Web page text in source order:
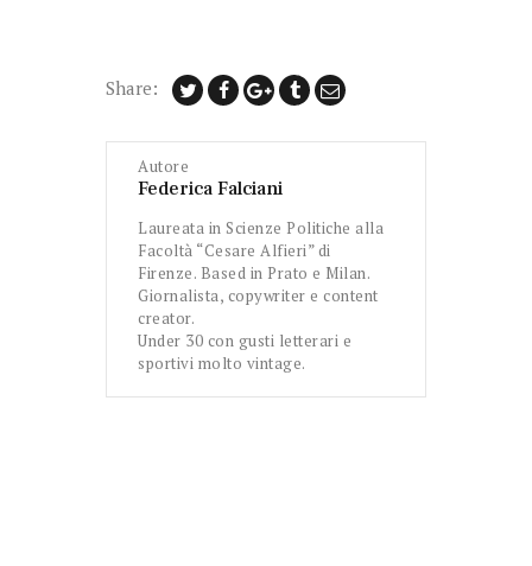
Share:
Autore
Federica Falciani
Laureata in Scienze Politiche alla
Facoltà “Cesare Alfieri” di
Firenze. Based in Prato e Milan.
Giornalista, copywriter e content
creator.
Under 30 con gusti letterari e
sportivi molto vintage.